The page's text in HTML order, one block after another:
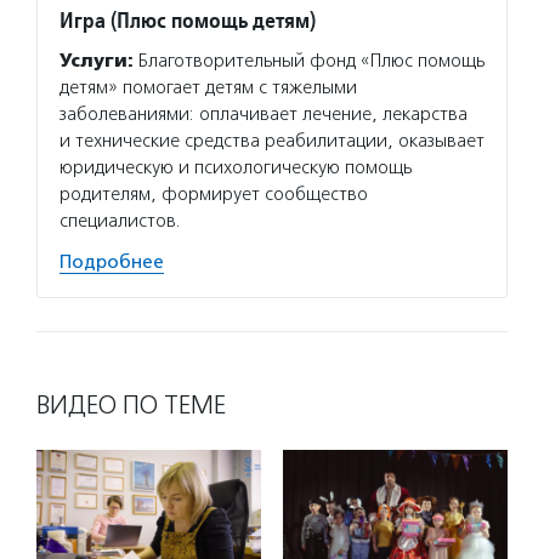
Игра (Плюс помощь детям)
Услуги: Благотворительный фонд «Плюс помощь
детям» помогает детям с тяжелыми
заболеваниями: оплачивает лечение, лекарства
и технические средства реабилитации, оказывает
юридическую и психологическую помощь
родителям, формирует сообщество
специалистов.
Подробнее
ВИДЕО ПО ТЕМЕ